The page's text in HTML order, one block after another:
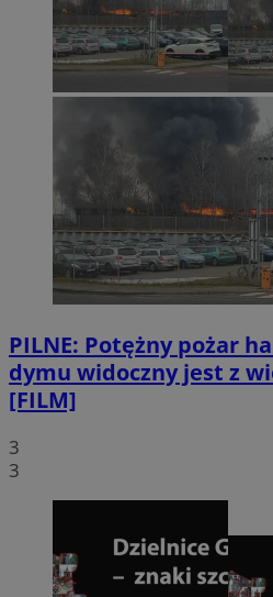
PILNE: Potężny pożar
dymu widoczny jest z
[FILM]
3
3